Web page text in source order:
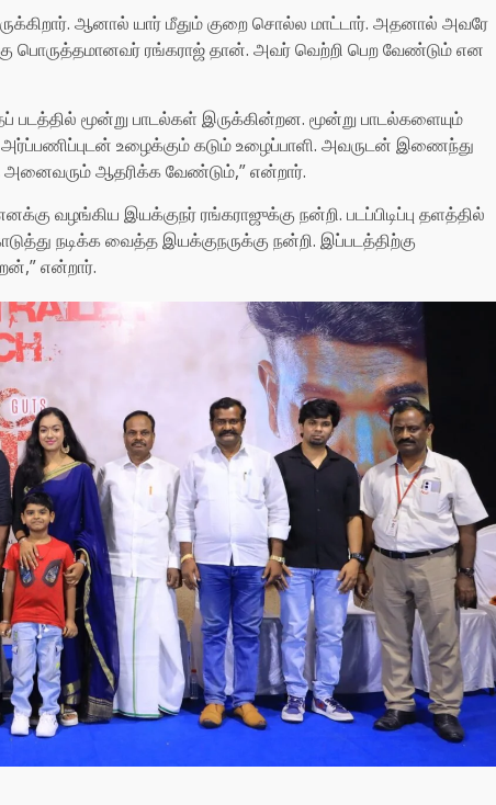
ஆனால் யார் மீதும் குறை சொல்ல மாட்டார். அதனால் அவரே
பொருத்தமானவர் ரங்கராஜ் தான். அவர் வெற்றி பெற வேண்டும் என
மூன்று பாடல்கள் இருக்கின்றன. மூன்று பாடல்களையும்
உழைக்கும் கடும் உழைப்பாளி‌. அவருடன் இணைந்து
ஆதரிக்க வேண்டும்,” என்றார்.
வழங்கிய இயக்குநர் ரங்கராஜுக்கு நன்றி. படப்பிடிப்பு தளத்தில்
நடிக்க வைத்த இயக்குநருக்கு நன்றி. இப்படத்திற்கு
என்றார்.